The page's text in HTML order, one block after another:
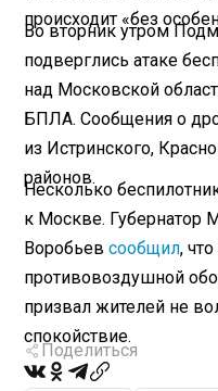
происходит «без
Во вторник утром
подверглись атаке
над Московской
БПЛА. Сообщения о
из Истринского,
районов.
Несколько
к Москве. Губернатор
Воробьевсообщил,
противовоздушной
призвал жителей не
спокойствие.
Поделиться